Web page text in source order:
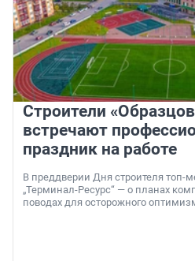
Строители
встречают
праздник на работе
В преддверии Дня строителя
„Терминал-Ресурс“ — о планах
поводах для осторожного